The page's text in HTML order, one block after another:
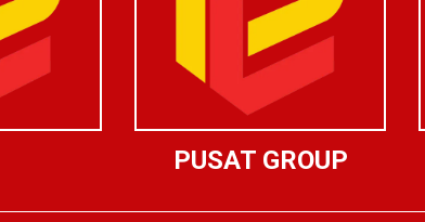
PUSAT GROUP